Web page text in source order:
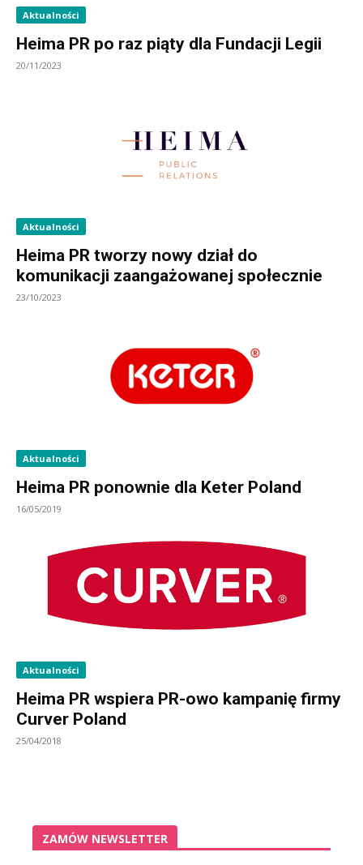
Aktualności
Heima PR po raz piąty dla Fundacji Legii
20/11/2023
Aktualności
Heima PR tworzy nowy dział do
komunikacji zaangażowanej społecznie
23/10/2023
Aktualności
Heima PR ponownie dla Keter Poland
16/05/2019
Aktualności
Heima PR wspiera PR-owo kampanię firmy
Curver Poland
25/04/2018
ZAMÓW NEWSLETTER